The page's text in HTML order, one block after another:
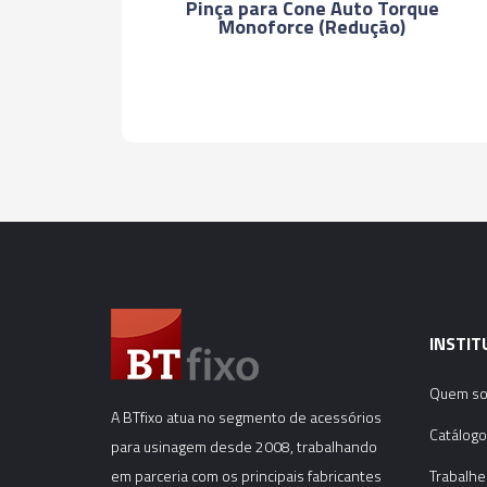
Pinça para Cone Auto Torque
Monoforce (Redução)
A BTfixo atua no segmento de acessórios
para usinagem desde 2008, trabalhando
em parceria com os principais fabricantes
Quem